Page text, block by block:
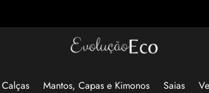
Calças Mantos, Capas e Kimonos Saias